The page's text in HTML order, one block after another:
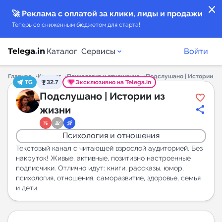
close
🚀 Реклама с оплатой за клики, лиды и продажи
Теперь со сниженным бюджетом для старта!
Каталог Сервисы
Каталог каналов
Каталог ботов
Горящие предложения
Индекс читаемости каналов в Telegram
New
Войти
Главная Каталог Психология и отношения
Подслушано | Истории
TG
32.7 Эксклюзивно на Telega.in
Подслушано | Истории из
жизни
Психология и отношения
Текстовый канал с читающей взрослой аудиторией. Без
накруток! Живые, активные, позитивно настроенные
подписчики. Отлично идут: книги, рассказы, юмор,
психология, отношения, саморазвитие, здоровье, семья
и дети.